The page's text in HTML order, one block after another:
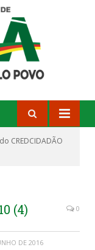
CREDCIDADÃO
(4) 0
DE 2016